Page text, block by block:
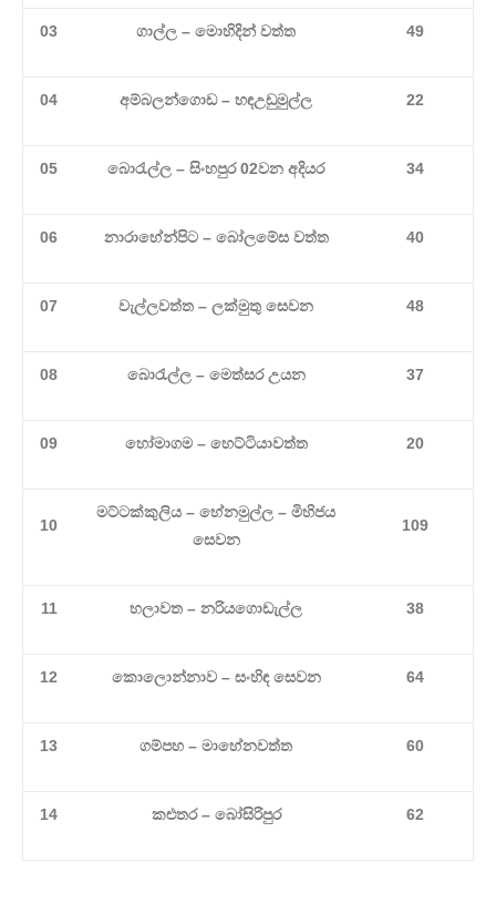
03 ගාල්ල – මොහිදින් වත්ත 49
04 අම්බලන්ගොඩ – හඳඋඩුමුල්ල 22
05 බොරැල්ල – සිංහපුර 02වන අදියර 34
06 නාරාහේන්පිට – බෝලමේස වත්ත 40
07 වැල්ලවත්ත – ලක්මුතු සෙවන 48
08 බොරැල්ල – මෙත්සර උයන 37
09 හෝමාගම – හෙට්ටියාවත්ත 20
10
මට්ටක්කුලිය – හේනමුල්ල – මිහිජය
සෙවන
109
11 හලාවත – නරියගොඩැල්ල 38
12 කොලොන්නාව – සංහිඳ සෙවන 64
13 ගම්පහ – මාහේනවත්ත 60
14 කළුතර – බෝසිරිපුර 62